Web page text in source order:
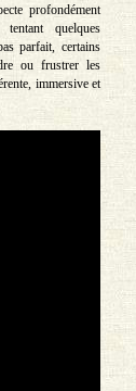
profondément
quelques
parfait, certains
ou frustrer les
immersive et